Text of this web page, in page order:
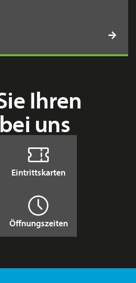
Ihren
uns
Eintrittskarten
Öffnungszeiten